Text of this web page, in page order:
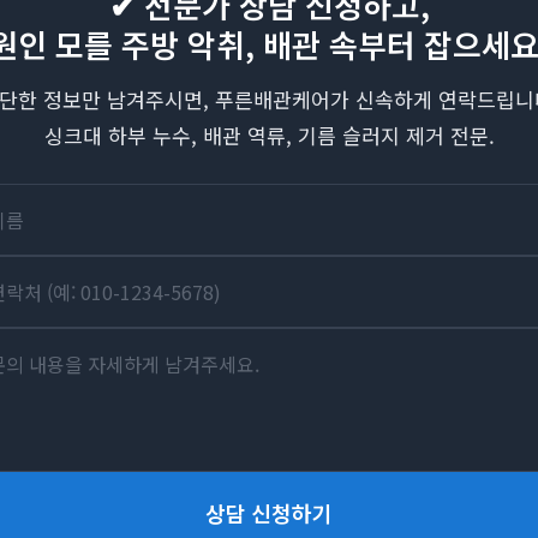
인 모를 주방 악취, 배관 속부터 잡으세
한 정보만 남겨주시면, 푸른배관케어가 신속하게 연락드립
싱크대 하부 누수, 배관 역류, 기름 슬러지 제거 전문.
상담 신청하기